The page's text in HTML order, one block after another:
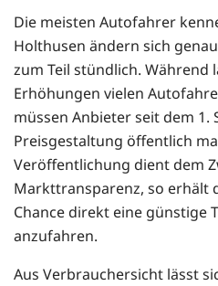
Die meisten Autofahrer
Holthusen ändern sich
zum Teil stündlich. Während
Erhöhungen vielen
müssen Anbieter seit dem 1.
Preisgestaltung öffentlich
Veröffentlichung dient dem
Markttransparenz, so erhält
Chance direkt eine günstige
anzufahren.
Aus Verbrauchersicht lässt